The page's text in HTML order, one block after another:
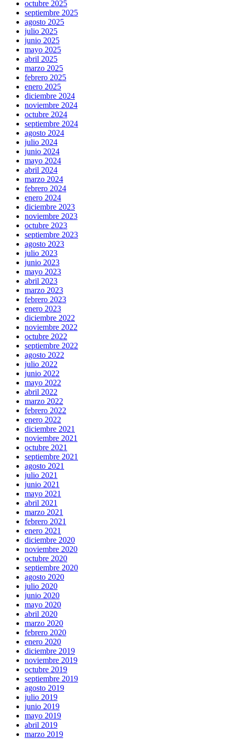
octubre 2025
septiembre 2025
agosto 2025
julio 2025
junio 2025
mayo 2025
abril 2025
marzo 2025
febrero 2025
enero 2025
diciembre 2024
noviembre 2024
octubre 2024
septiembre 2024
agosto 2024
julio 2024
junio 2024
mayo 2024
abril 2024
marzo 2024
febrero 2024
enero 2024
diciembre 2023
noviembre 2023
octubre 2023
septiembre 2023
agosto 2023
julio 2023
junio 2023
mayo 2023
abril 2023
marzo 2023
febrero 2023
enero 2023
diciembre 2022
noviembre 2022
octubre 2022
septiembre 2022
agosto 2022
julio 2022
junio 2022
mayo 2022
abril 2022
marzo 2022
febrero 2022
enero 2022
diciembre 2021
noviembre 2021
octubre 2021
septiembre 2021
agosto 2021
julio 2021
junio 2021
mayo 2021
abril 2021
marzo 2021
febrero 2021
enero 2021
diciembre 2020
noviembre 2020
octubre 2020
septiembre 2020
agosto 2020
julio 2020
junio 2020
mayo 2020
abril 2020
marzo 2020
febrero 2020
enero 2020
diciembre 2019
noviembre 2019
octubre 2019
septiembre 2019
agosto 2019
julio 2019
junio 2019
mayo 2019
abril 2019
marzo 2019